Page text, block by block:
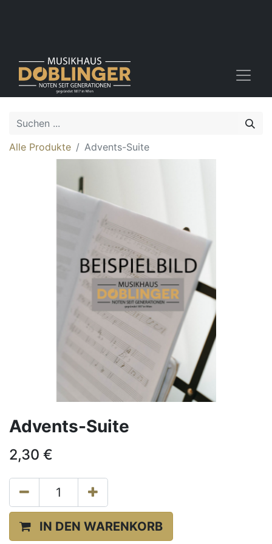
Alle Produkte Advents-Suite
Advents-Suite
2,30 €
IN DEN WARENKORB